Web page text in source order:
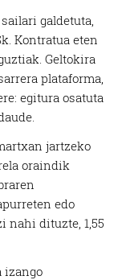
galdetuta,
Kontratua eten
Geltokira
plataforma,
egitura osatuta
jartzeko
oraindik
edo
nahi dituzte, 1,55
izango